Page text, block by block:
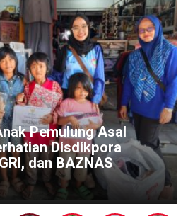
Headline
Antara Guru dan AI: Peran
Tetap Tak Tergantikan di
Kecerdasan Artifisial
7 hari yang lalu